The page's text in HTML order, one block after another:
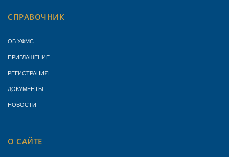
СПРАВОЧНИК
ОБ УФМС
ПРИГЛАШЕНИЕ
РЕГИСТРАЦИЯ
ДОКУМЕНТЫ
НОВОСТИ
О САЙТЕ